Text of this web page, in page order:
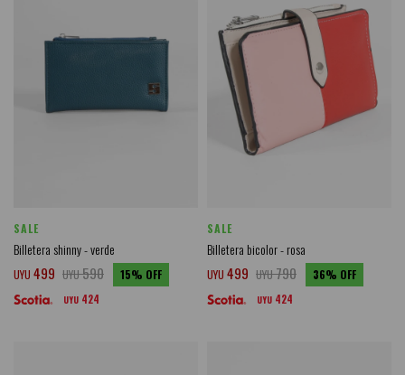
SALE
Billetera shinny - verde
UYU 499 UYU590 15
UYU 424
SALE
Billetera bicolor - rosa
UYU 499 UYU790 36
UYU 424